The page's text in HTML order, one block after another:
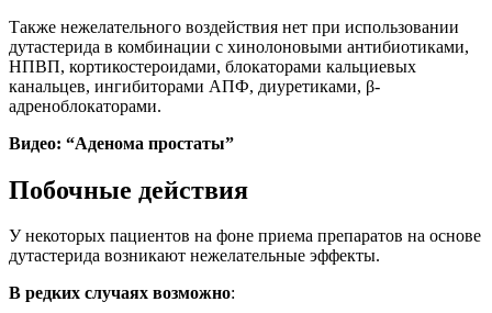
Также нежелательного воздействия нет при использовании
дутастерида в комбинации с хинолоновыми антибиотиками,
НПВП, кортикостероидами, блокаторами кальциевых
канальцев, ингибиторами АПФ, диуретиками, β-
адреноблокаторами.
Видео: “Аденома простаты”
Побочные действия
У некоторых пациентов на фоне приема препаратов на основе
дутастерида возникают нежелательные эффекты.
В редких случаях возможно: